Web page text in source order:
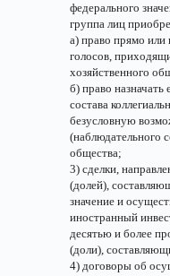
федерального
группа лиц
а) право прямо или
голосов,
хозяйственного
б) право
состава
безусловную
(наблюдательного
общества;
3) сделки,
(долей),
значение и
иностранный
десятью и более
(доли),
4) договоры об